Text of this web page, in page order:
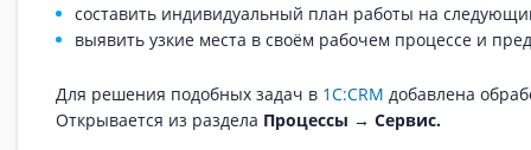
составить индивидуальный план работы на
выявить узкие места в своём рабочем процессе и
Для решения подобных задач в 1С:CRM добавлена
Открывается из раздела Процессы → Сервис.